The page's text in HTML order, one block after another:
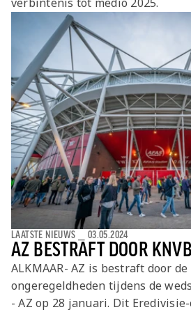
Jong AZ
Seizoenkaart
AZ BESTRAFT DOOR KNVB
LAATSTE NIEUWS 03.05.2024
ALKMAAR- AZ is bestraft door de
ongeregeldheden tijdens de
- AZ op 28 januari. Dit